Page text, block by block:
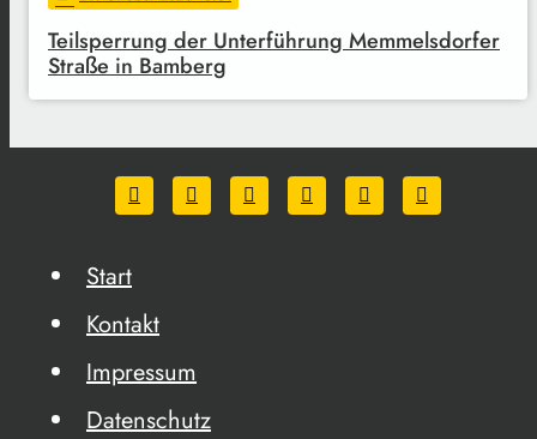
Teilsperrung der Unterführung Memmelsdorfer
Straße in Bamberg
Start
Kontakt
Impressum
Datenschutz